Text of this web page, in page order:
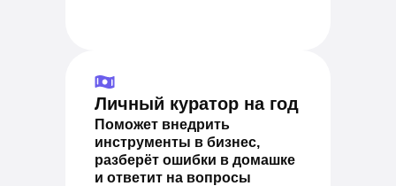
Личный куратор на год
Поможет внедрить
инструменты в бизнес,
разберёт ошибки в домашке
и ответит на вопросы